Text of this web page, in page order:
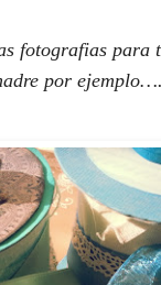
fotografias para
por